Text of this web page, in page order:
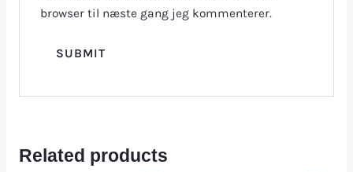
browser til næste gang jeg kommenterer.
Related products